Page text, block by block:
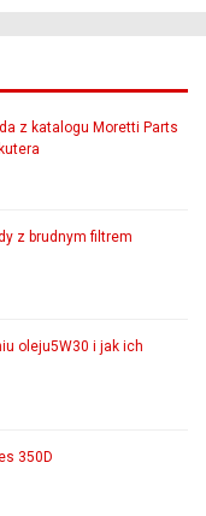
z katalogu Moretti Parts
z brudnym filtrem
oleju5W30 i jak ich
350D